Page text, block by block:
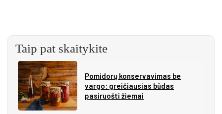
Taip pat skaitykite
Pomidorų konservavimas be
vargo: greičiausias būdas
pasiruošti žiemai